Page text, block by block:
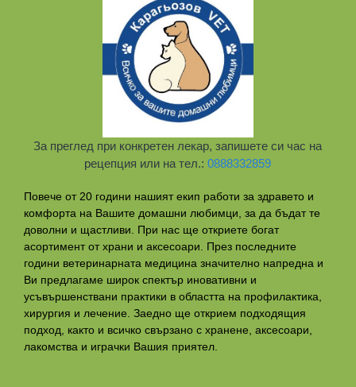
За преглед при конкретен лекар, запишете си час на
рецепция или на тел.:0888332859
Повече от 20 години нашият екип работи за здравето и
комфорта на Вашите домашни любимци, за да бъдат те
доволни и щастливи. При нас ще откриете богат
асортимент от храни и аксесоари. През последните
години ветеринарната медицина значително напредна и
Ви предлагаме широк спектър иновативни и
усъвършенствани практики в областта на профилактикa,
хирургия и лечение. Заедно ще открием подходящия
подход, както и всичко свързано с хранене, аксесоари,
лакомства и играчки Вашия приятел.